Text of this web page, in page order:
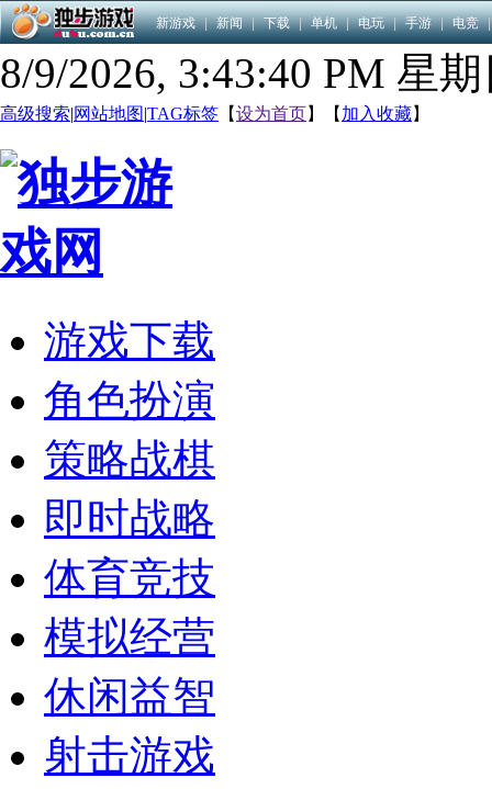
新游戏 | 新闻 | 下载 | 单机 | 电玩 | 手游 | 电竞 |
8/9/2026, 3:43:41 PM 星
高级搜索|网站地图|TAG标签 【设为首页】【 加入收藏】
游戏下载
角色扮演
策略战棋
即时战略
体育竞技
模拟经营
休闲益智
射击游戏